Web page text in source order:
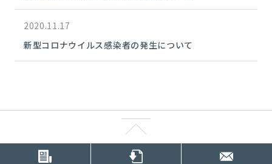
2020.11.17
新型コロナウイルス感染者の発生について